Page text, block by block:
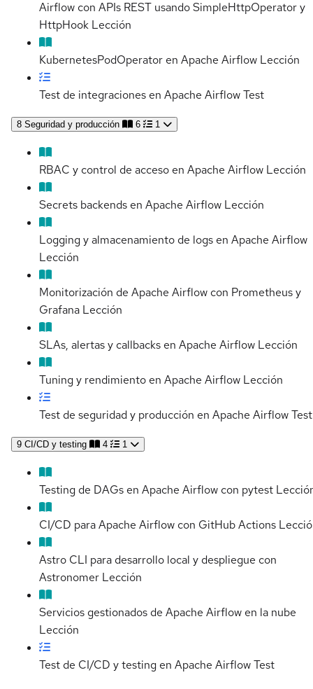
Airflow con APIs REST usando SimpleHttpOperator y
HttpHook Lección
KubernetesPodOperator en Apache Airflow Lección
Test de integraciones en Apache AirflowTest
8 Seguridad y producción 6 1
RBAC y control de acceso en Apache Airflow Lección
Secrets backends en Apache Airflow Lección
Logging y almacenamiento de logs en Apache Airflow
Lección
Monitorización de Apache Airflow con Prometheus y
Grafana Lección
SLAs, alertas y callbacks en Apache Airflow Lección
Tuning y rendimiento en Apache Airflow Lección
Test de seguridad y producción en Apache AirflowTest
9 CI/CD y testing 4 1
Testing de DAGs en Apache Airflow con pytest
CI/CD para Apache Airflow con GitHub Actions
Astro CLI para desarrollo local y despliegue con
Astronomer Lección
Servicios gestionados de Apache Airflow en la nube
Lección
Test de CI/CD y testing en Apache AirflowTest